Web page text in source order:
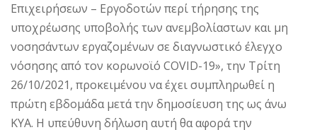
Επιχειρήσεων – Εργοδοτών περί τήρησης της
υποχρέωσης υποβολής των ανεμβολίαστων και μη
νοσησάντων εργαζομένων σε διαγνωστικό έλεγχο
νόσησης από τον κορωνοϊό COVID-19», την Τρίτη
26/10/2021, προκειμένου να έχει συμπληρωθεί η
πρώτη εβδομάδα μετά την δημοσίευση της ως άνω
ΚΥΑ. Η υπεύθυνη δήλωση αυτή θα αφορά την